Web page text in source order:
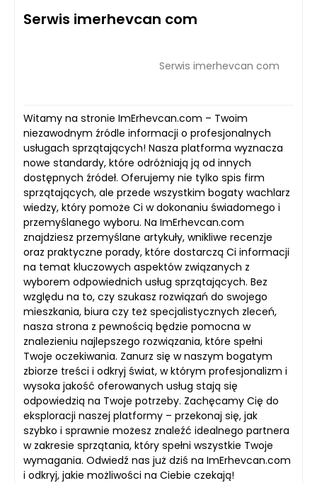
Serwis imerhevcan com
Serwis imerhevcan com
Witamy na stronie ImErhevcan.com – Twoim
niezawodnym źródle informacji o profesjonalnych
usługach sprzątających! Nasza platforma wyznacza
nowe standardy, które odróżniają ją od innych
dostępnych źródeł. Oferujemy nie tylko spis firm
sprzątających, ale przede wszystkim bogaty wachlarz
wiedzy, który pomoże Ci w dokonaniu świadomego i
przemyślanego wyboru. Na ImErhevcan.com
znajdziesz przemyślane artykuły, wnikliwe recenzje
oraz praktyczne porady, które dostarczą Ci informacji
na temat kluczowych aspektów związanych z
wyborem odpowiednich usług sprzątających. Bez
względu na to, czy szukasz rozwiązań do swojego
mieszkania, biura czy też specjalistycznych zleceń,
nasza strona z pewnością będzie pomocna w
znalezieniu najlepszego rozwiązania, które spełni
Twoje oczekiwania. Zanurz się w naszym bogatym
zbiorze treści i odkryj świat, w którym profesjonalizm i
wysoka jakość oferowanych usług stają się
odpowiedzią na Twoje potrzeby. Zachęcamy Cię do
eksploracji naszej platformy – przekonaj się, jak
szybko i sprawnie możesz znaleźć idealnego partnera
w zakresie sprzątania, który spełni wszystkie Twoje
wymagania. Odwiedź nas już dziś na ImErhevcan.com
i odkryj, jakie możliwości na Ciebie czekają!